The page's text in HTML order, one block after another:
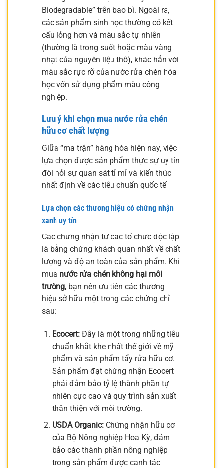
Biodegradable” trên bao bì. Ngoài ra,
các sản phẩm sinh học thường có kết
cấu lỏng hơn và màu sắc tự nhiên
(thường là trong suốt hoặc màu vàng
nhạt của nguyên liệu thô), khác hẳn với
màu sắc rực rỡ của nước rửa chén hóa
học vốn sử dụng phẩm màu công
nghiệp.
Lưu ý khi chọn mua nước rửa chén
hữu cơ chất lượng
Giữa “ma trận” hàng hóa hiện nay, việc
lựa chọn được sản phẩm thực sự uy tín
đòi hỏi sự quan sát tỉ mỉ và kiến thức
nhất định về các tiêu chuẩn quốc tế.
Lựa chọn các thương hiệu có chứng nhận
xanh uy tín
Các chứng nhận từ các tổ chức độc lập
là bằng chứng khách quan nhất về chất
lượng và độ an toàn của sản phẩm. Khi
mua nước rửa chén không hại môi
trường, bạn nên ưu tiên các thương
hiệu sở hữu một trong các chứng chỉ
sau:
Ecocert:Đây là một trong những tiêu
chuẩn khắt khe nhất thế giới về mỹ
phẩm và sản phẩm tẩy rửa hữu cơ.
Sản phẩm đạt chứng nhận Ecocert
phải đảm bảo tỷ lệ thành phần tự
nhiên cực cao và quy trình sản xuất
thân thiện với môi trường.
USDA Organic:Chứng nhận hữu cơ
của Bộ Nông nghiệp Hoa Kỳ, đảm
bảo các thành phần nông nghiệp
trong sản phẩm được canh tác